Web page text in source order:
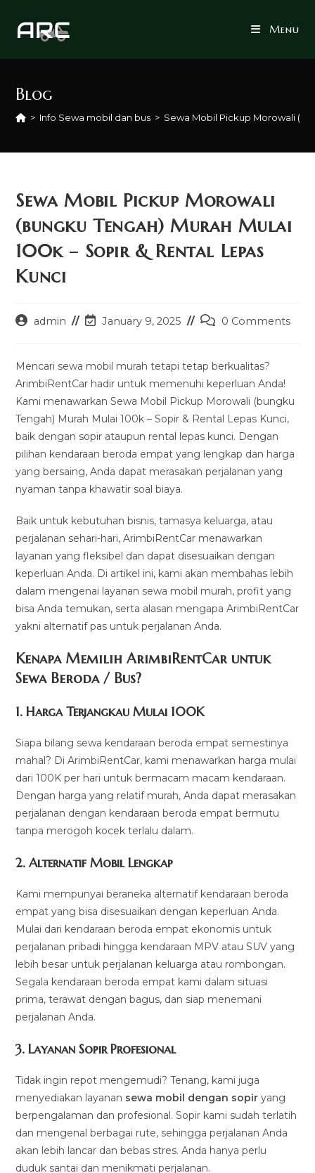
Menu
Blog
> Info Sewa mobil dan bus > Sewa Mobil Pickup Morowali
Sewa Mobil Pickup Morowali
(bungku Tengah) Murah Mulai
100k – Sopir & Rental Lepas
Kunci
Postadmin
PostJanuary 9, 2025
Post0 Comments
Mencari sewa mobil murah tetapi tetap berkualitas?
ArimbiRentCar hadir untuk memenuhi keperluan Anda!
Kami menawarkan Sewa Mobil Pickup Morowali (bungku
Tengah) Murah Mulai 100k – Sopir & Rental Lepas Kunci,
baik dengan sopir ataupun rental lepas kunci. Dengan
pilihan kendaraan beroda empat yang lengkap dan harga
yang bersaing, Anda dapat merasakan perjalanan yang
nyaman tanpa khawatir soal biaya.
Baik untuk kebutuhan bisnis, tamasya keluarga, atau
perjalanan sehari-hari, ArimbiRentCar menawarkan
layanan yang fleksibel dan dapat disesuaikan dengan
keperluan Anda. Di artikel ini, kami akan membahas lebih
dalam mengenai layanan sewa mobil murah, profit yang
bisa Anda temukan, serta alasan mengapa ArimbiRentCar
yakni alternatif pas untuk perjalanan Anda.
Kenapa Memilih ArimbiRentCar untuk
Sewa Beroda / Bus?
1.Harga Terjangkau Mulai 100K
Siapa bilang sewa kendaraan beroda empat semestinya
mahal? Di ArimbiRentCar, kami menawarkan harga mulai
dari 100K per hari untuk bermacam macam kendaraan.
Dengan harga yang relatif murah, Anda dapat merasakan
perjalanan dengan kendaraan beroda empat bermutu
tanpa merogoh kocek terlalu dalam.
2. Alternatif Mobil Lengkap
Kami mempunyai beraneka alternatif kendaraan beroda
empat yang bisa disesuaikan dengan keperluan Anda.
Mulai dari kendaraan beroda empat ekonomis untuk
perjalanan pribadi hingga kendaraan MPV atau SUV yang
lebih besar untuk perjalanan keluarga atau rombongan.
Segala kendaraan beroda empat kami dalam situasi
prima, terawat dengan bagus, dan siap menemani
perjalanan Anda.
3.Layanan Sopir Profesional
Tidak ingin repot mengemudi? Tenang, kami juga
menyediakan layanan sewa mobil dengan sopir yang
berpengalaman dan profesional. Sopir kami sudah terlatih
dan mengenal berbagai rute, sehingga perjalanan Anda
akan lebih lancar dan bebas stres. Anda hanya perlu
duduk santai dan menikmati perjalanan.